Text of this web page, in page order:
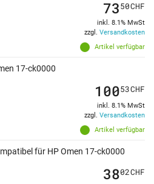
Artikel verfügbar
7350CHF
inkl. 8.1% MwSt
zzgl. Versandkosten
17-ck0000
Artikel verfügbar
10053CHF
inkl. 8.1% MwSt
zzgl. Versandkosten
für HP Omen 17-ck0000
3802CHF